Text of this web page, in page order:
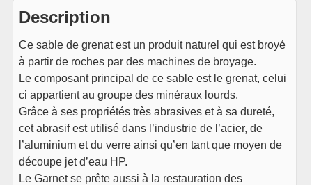
Description
Ce sable de grenat est un produit naturel qui est broyé
à partir de roches par des machines de broyage.
Le composant principal de ce sable est le grenat, celui
ci appartient au groupe des minéraux lourds.
Grâce à ses propriétés très abrasives et à sa dureté,
cet abrasif est utilisé dans l’industrie de l’acier, de
l’aluminium et du verre ainsi qu’en tant que moyen de
découpe jet d’eau HP.
Le Garnet se prête aussi à la restauration des